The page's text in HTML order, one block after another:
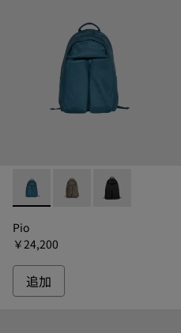
Pio - B1325-934 - ピオ リュッ
Pio - B1325-014 - ピ
Pio - B1325-
Pio
￥24,200
追加